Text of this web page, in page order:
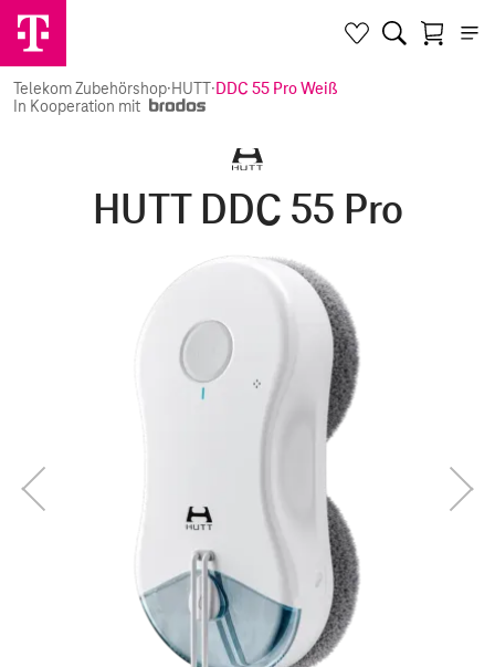
Telekom Zubehörshop·HUTT·DDC 55 Pro Weiß
In Kooperation mit
HUTT DDC 55 Pro